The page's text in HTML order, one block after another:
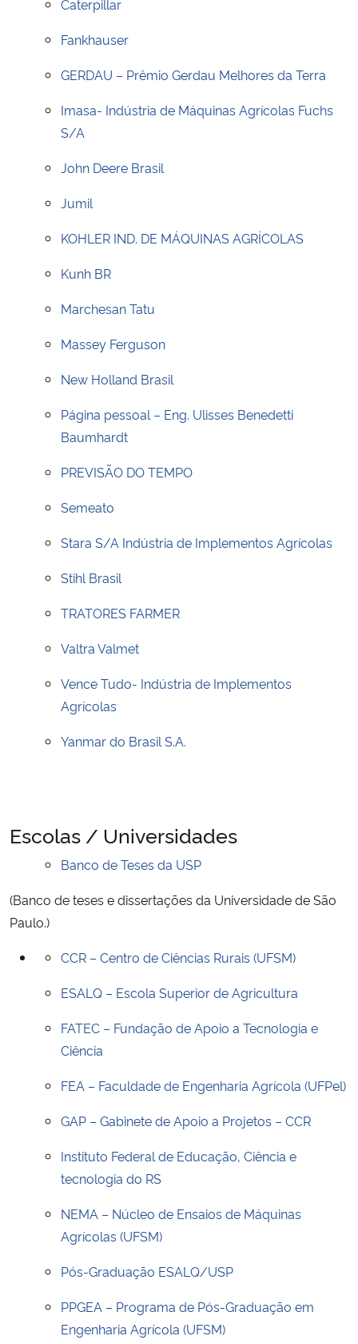
Ministério da Cidadania
Ministério da Ciência, Tecnologia, Inovações e Comunicações
Ministério do Desenvolvimento Regional
Controladoria-Geral da União
Ministério da Mulher, da Família e dos Direitos Humanos
Secretaria de Governo
Gabinete de Segurança Institucional
Caterpillar
Fankhauser
GERDAU – Prêmio Gerdau Melhores da Terra
Imasa- Indústria de Máquinas Agrícolas Fuchs
S/A
John Deere Brasil
Jumil
KOHLER IND. DE MÁQUINAS AGRÍCOLAS
Kunh BR
Marchesan Tatu
Massey Ferguson
New Holland Brasil
Página pessoal – Eng. Ulisses Benedetti
Baumhardt
PREVISÃO DO TEMPO
Semeato
Stara S/A Indústria de Implementos Agrícolas
Stihl Brasil
TRATORES FARMER
Valtra Valmet
Vence Tudo- Indústria de Implementos
Agrícolas
Yanmar do Brasil S.A.
Escolas / Universidades
Banco de Teses da USP
(Banco de teses e dissertações da Universidade de São
Paulo.)
CCR – Centro de Ciências Rurais (UFSM)
ESALQ – Escola Superior de Agricultura
FATEC – Fundação de Apoio a Tecnologia e
Ciência
FEA – Faculdade de Engenharia Agrícola (UFPel)
GAP – Gabinete de Apoio a Projetos – CCR
Instituto Federal de Educação, Ciência e
tecnologia do RS
NEMA – Núcleo de Ensaios de Máquinas
Agrícolas (UFSM)
Pós-Graduação ESALQ/USP
PPGEA – Programa de Pós-Graduação em
Engenharia Agrícola (UFSM)